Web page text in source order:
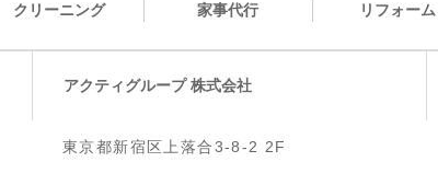
クリーニング 家事代行 リフォーム
アクティグループ 株式会社
東京都新宿区上落合3-8-2 2F